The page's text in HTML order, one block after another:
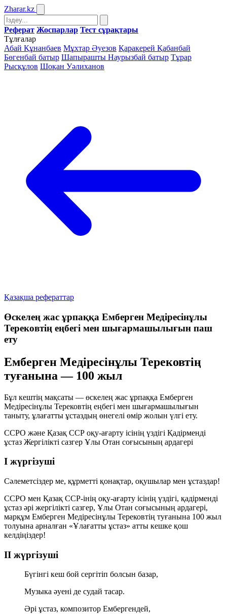
Zharar.kz
Реферат Жоспарлар Тест сұрақтары
Тұлғалар
Абай Құнанбаев Мұхтар Әуезов Қаракерей Қабанбай
Бөгенбай батыр Шапырашты Наурызбай батыр Тұрар
Рысқұлов Шоқан Уәлиханов
Қазақша рефераттар
Өскелең жас ұрпаққа Емберген Медіресінұлы
Терековтің еңбегі мен шығармашылығын паш
ету
Емберген Медіресінұлы Терековтің
туғанына — 100 жыл
Бұл кештің мақсаты — өскелең жас ұрпаққа Емберген
Медіресінұлы Терековтің еңбегі мен шығармашылығын
таныту, ұлағатты ұстаздың өнегелі өмір жолын үлгі ету.
ССРО және Қазақ ССР оқу-ағарту ісінің үздігі Қадірменді
ұстаз Жергілікті сазгер Ұлы Отан соғысының ардагері
І жүргізуші
Сәлеметсіздер ме, құрметті қонақтар, оқушылар мен ұстаздар!
ССРО мен Қазақ ССР-інің оқу-ағарту ісінің үздігі, қадірменді
ұстаз әрі жергілікті сазгер, Ұлы Отан соғысының ардагері,
марқұм Емберген Медіресінұлы Терековтің туғанына 100 жыл
толуына арналған «Ұлағатты ұстаз» атты кешке қош
келдіңіздер!
ІІ жүргізуші
Бүгінгі кеш бой сергітіп болсын базар,
Музыка әуені де судай тасар.
Әрі ұстаз, композитор Ембергендей,